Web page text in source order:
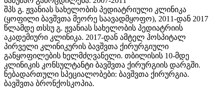
შპს გ. ჟვანიას სახელობის პედიატრიული კლინიკა
(ყოფილი ბავშვთა მეორე საავადმყოფო), 2011-დან 2017
წლამდე თსსუ გ. ჟვანიას სახელობის პედიატრიის
აკადემიური კლინიკა. 2017-დან ამტელ ჰოსპიტალ
პირველი კლინიკურის ბავშვთა ქირურგიული
განყოფილების ხელმძღვანელი. თბილისის 10-მდე
კლინიკის კონსულტანტი ბავშვთა ქირურგიის დარგში.
ნებადართული სპეციალობები: ბავშვთა ქირურგია.
ბავშვთა ბრონქოსკოპია.